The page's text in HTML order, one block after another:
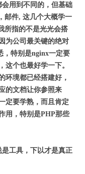
用到不同的，但基础
邮件, 这几个大概学一
所指的不是光光会搭
为公司最关键的绝对
，特别是nginx一定要
这个也最好学一下。
环境都已经搭建好，
的文档让你参照来
定要学熟，而且肯定
用，特别是PHP那些
工具，下以才是真正